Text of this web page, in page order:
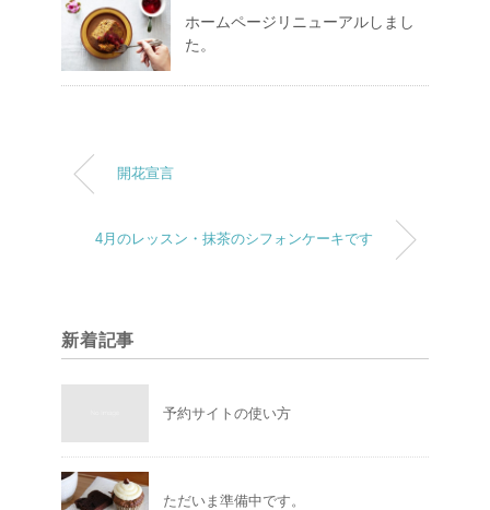
ホームページリニューアルしまし
た。
開花宣言
4月のレッスン・抹茶のシフォンケーキです
新着記事
予約サイトの使い方
ただいま準備中です。